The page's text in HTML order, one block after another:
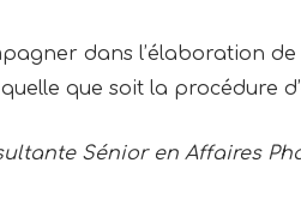
dans l’élaboration
que soit la procédure
Sénior en Affaires